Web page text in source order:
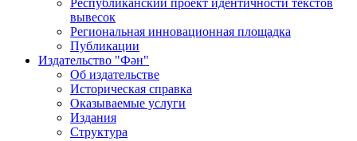
вывесок
Региональная инновационная площадка
Публикации
Издательство "Фән"
Об издательстве
Историческая справка
Оказываемые услуги
Издания
Структура